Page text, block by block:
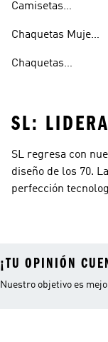
Camisetas
Chaquetas Mujer
Chaquetas
SL:
SL regresa con
diseño de los 70.
perfección
¡TU OPINIÓN
Nuestro objetivo es